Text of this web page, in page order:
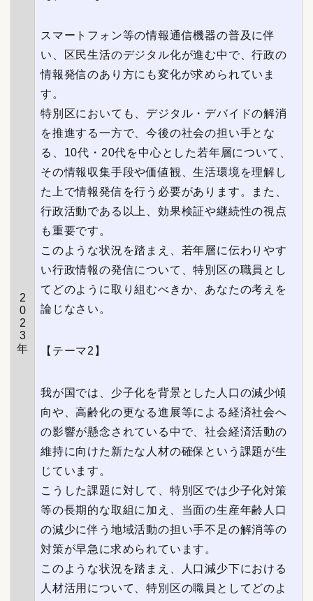
2
0
2
3
年
スマートフォン等の情報通信機器の普及に伴
い、区民生活のデジタル化が進む中で、行政の
情報発信のあり方にも変化が求められていま
す。
特別区においても、デジタル・デバイドの解消
を推進する一方で、今後の社会の担い手とな
る、10代・20代を中心とした若年層について、
その情報収集手段や価値観、生活環境を理解し
た上で情報発信を行う必要があります。また、
行政活動である以上、効果検証や継続性の視点
も重要です。
このような状況を踏まえ、若年層に伝わりやす
い行政情報の発信について、特別区の職員とし
てどのように取り組むべきか、あなたの考えを
論じなさい。
【テーマ2】
我が国では、少子化を背景とした人口の減少傾
向や、高齢化の更なる進展等による経済社会へ
の影響が懸念されている中で、社会経済活動の
維持に向けた新たな人材の確保という課題が生
じています。
こうした課題に対して、特別区では少子化対策
等の長期的な取組に加え、当面の生産年齢人口
の減少に伴う地域活動の担い手不足の解消等の
対策が早急に求められています。
このような状況を踏まえ、人口減少下における
人材活用について、特別区の職員としてどのよ